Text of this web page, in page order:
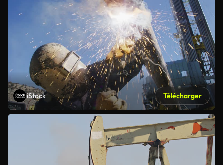
iStock Télécharger